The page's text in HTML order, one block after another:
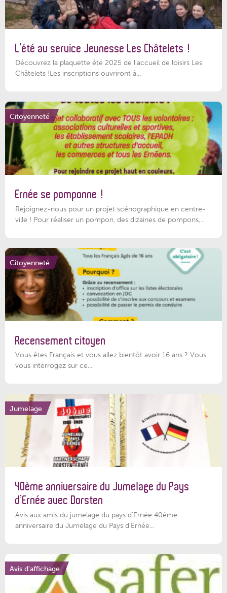
L’été au service Jeunesse Les Châtelets !
Découvrez la plaquette été 2025 de l’accueil de loisirs Les
Châtelets !Les inscriptions ouvriront à...
Citoyenneté
Ernée se pomponne !
Rejoignez-nous pour un projet scénographique en centre-
ville ! Pour réaliser un pompon, des dizaines de pompons,...
Citoyenneté
Recensement citoyen
Vous êtes Français et vous allez bientôt avoir 16 ans ? Vous
vous interrogez sur ce...
Jumelage
40ème anniversaire du Jumelage du Pays
d’Ernée avec Dorsten
Avis aux amis du jumelage du pays d'Ernée 40ème
anniversaire du Jumelage du Pays d'Ernée...
Avis d'affichage